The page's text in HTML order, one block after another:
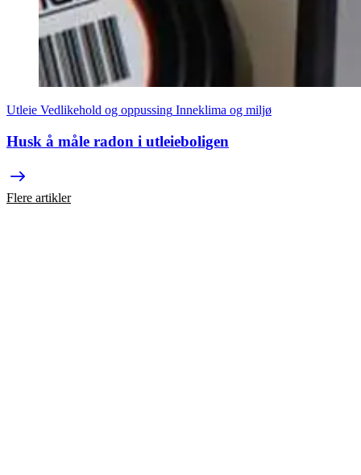
Utleie Vedlikehold og oppussing Inneklima og miljø
Husk å måle radon i utleieboligen
Flere artikler